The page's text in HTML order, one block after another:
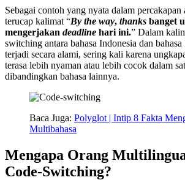
Sebagai contoh yang nyata dalam percakapan
terucap kalimat “By the way, thanks banget
mengerjakan deadline hari ini.” Dalam
switching antara bahasa Indonesia dan
terjadi secara alami, sering kali karena
terasa lebih nyaman atau lebih cocok dalam
dibandingkan bahasa lainnya.
Baca Juga: Polyglot | Intip 8 Fakta
Multibahasa
Mengapa Orang
Code-Switching?